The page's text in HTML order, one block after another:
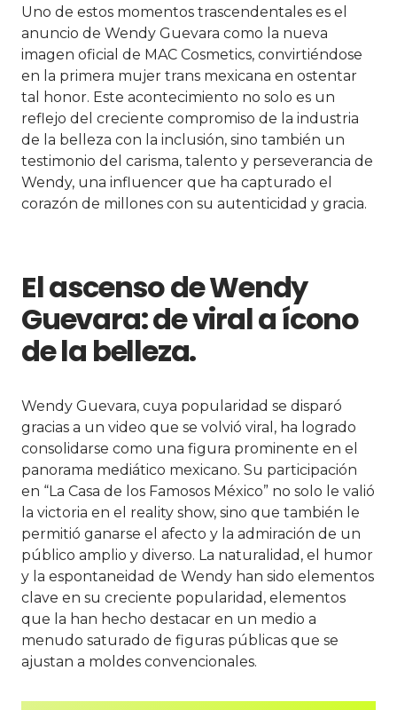
Uno de estos momentos trascendentales es el
anuncio de Wendy Guevara como la nueva
imagen oficial de MAC Cosmetics, convirtiéndose
en la primera mujer trans mexicana en ostentar
tal honor. Este acontecimiento no solo es un
reflejo del creciente compromiso de la industria
de la belleza con la inclusión, sino también un
testimonio del carisma, talento y perseverancia de
Wendy, una influencer que ha capturado el
corazón de millones con su autenticidad y gracia.
El ascenso de Wendy
Guevara: de viral a ícono
de la belleza.
Wendy Guevara, cuya popularidad se disparó
gracias a un video que se volvió viral, ha logrado
consolidarse como una figura prominente en el
panorama mediático mexicano. Su participación
en “La Casa de los Famosos México” no solo le valió
la victoria en el reality show, sino que también le
permitió ganarse el afecto y la admiración de un
público amplio y diverso. La naturalidad, el humor
y la espontaneidad de Wendy han sido elementos
clave en su creciente popularidad, elementos
que la han hecho destacar en un medio a
menudo saturado de figuras públicas que se
ajustan a moldes convencionales.